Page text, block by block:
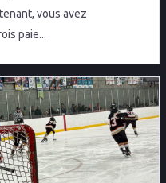
vous avez
paie...